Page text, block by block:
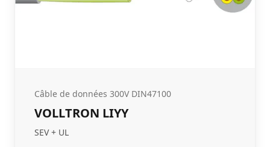
Câble de données 300V DIN47100
VOLLTRON LIYY
SEV + UL